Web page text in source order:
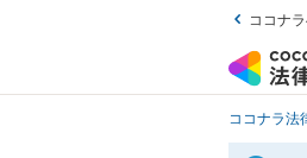
ココナ
ココナラ法